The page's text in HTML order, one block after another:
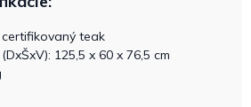
certifikovaný teak
125,5 x 60 x 76,5 cm